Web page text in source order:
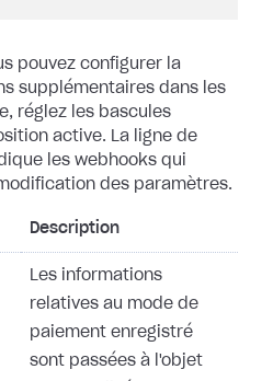
pouvez configurer la
supplémentaires dans les
réglez les bascules
active. La ligne de
les webhooks qui
des paramètres.
Description
Les informations
relatives au mode de
paiement enregistré
sont passées à l'objet